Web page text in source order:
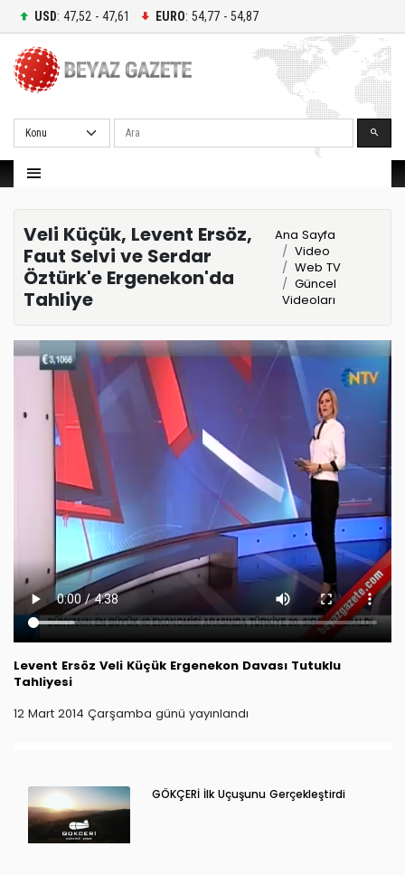
USD: 47,52 - 47,61 EURO: 54,77 - 54,87
Ara
Veli Küçük, Levent Ersöz,
Faut Selvi ve Serdar
Öztürk'e Ergenekon'da
Tahliye
Ana Sayfa
Video
Web TV
Güncel
Videoları
Levent Ersöz Veli Küçük Ergenekon Davası Tutuklu
Tahliyesi
12 Mart 2014 Çarşamba günü yayınlandı
GÖKÇERİ İlk Uçuşunu Gerçekleştirdi